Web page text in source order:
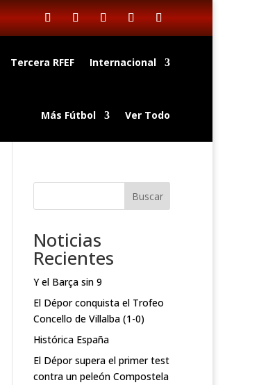
Tercera RFEF Internacional
Más Fútbol Ver Todo
Buscar
Noticias
Recientes
Y el Barça sin 9
El Dépor conquista el Trofeo
Concello de Villalba (1-0)
Histórica España
El Dépor supera el primer test
contra un peleón Compostela